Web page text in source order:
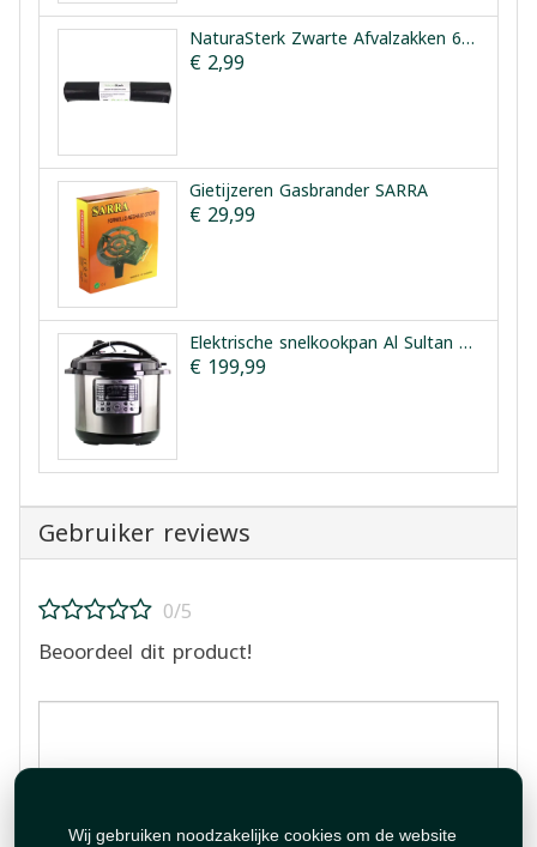
Wij gebruiken noodzakelijke cookies om de website
NaturaSterk Zwarte Afvalzakken 60x80cm 20 Stuks
€ 2,99
Gietijzeren Gasbrander SARRA
€ 29,99
Elektrische snelkookpan Al Sultan 15L
€ 199,99
Gebruiker reviews
0/5
Beoordeel dit product!
Beoordeling plaatsen